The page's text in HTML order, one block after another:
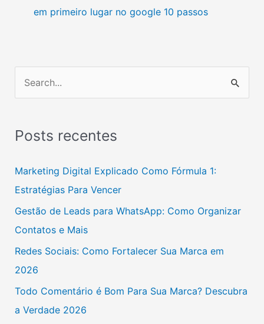
em primeiro lugar no google 10 passos
q
a
r
p
o
r
:
Posts recentes
Marketing Digital Explicado Como Fórmula 1:
Estratégias Para Vencer
Gestão de Leads para WhatsApp: Como Organizar
Contatos e Mais
Redes Sociais: Como Fortalecer Sua Marca em
2026
Todo Comentário é Bom Para Sua Marca? Descubra
a Verdade 2026